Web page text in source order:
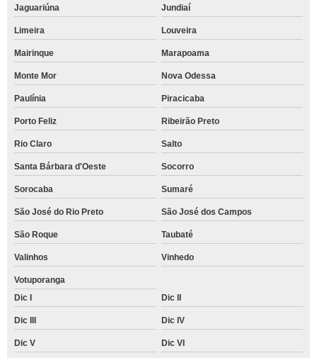
Jaguariúna Jundiaí
Limeira Louveira
Mairinque Marapoama
Monte Mor Nova Odessa
Paulínia Piracicaba
Porto Feliz Ribeirão Preto
Rio Claro Salto
Santa Bárbara d'Oeste Socorro
Sorocaba Sumaré
São José do Rio Preto São José dos Campos
São Roque Taubaté
Valinhos Vinhedo
Votuporanga
Dic I
Dic II
Dic III Dic IV
Dic V Dic VI